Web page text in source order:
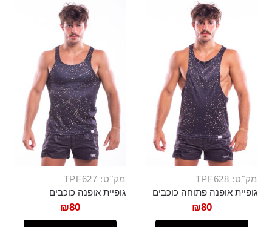
מק"ט: TPF628
גופיית אופנה פתוחה כוכבים
₪80
מק"ט: TPF627
גופיית אופנה כוכבים
₪80